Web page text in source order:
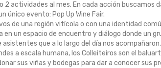
2 actividades al mes. En cada acción
único evento: Pop Up Wine Fair.
de una región vitícola o con una identidad
un espacio de encuentro y diálogo donde un
que a lo largo del día nos
a escala humana, los Colleiteiros son el
sus viñas y bodegas para dar a conocer